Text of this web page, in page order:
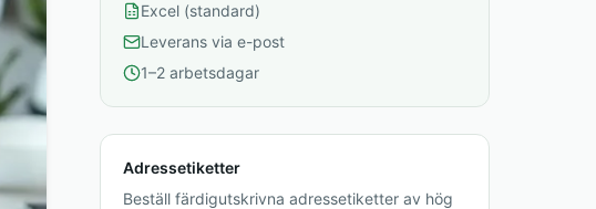
Excel (standard)
Leverans via e-post
1–2 arbetsdagar
Adressetiketter
Beställ färdigutskrivna adressetiketter av hög